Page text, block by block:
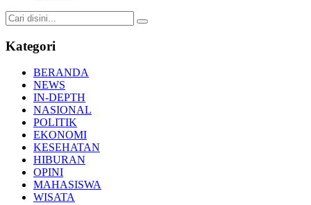
Kategori
BERANDA
NEWS
IN-DEPTH
NASIONAL
POLITIK
EKONOMI
KESEHATAN
HIBURAN
OPINI
MAHASISWA
WISATA